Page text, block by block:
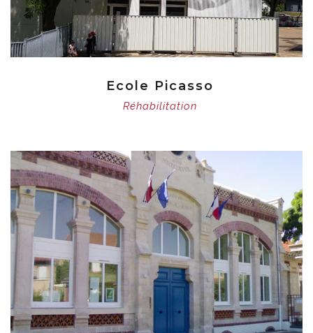
Ecole Picasso
Réhabilitation